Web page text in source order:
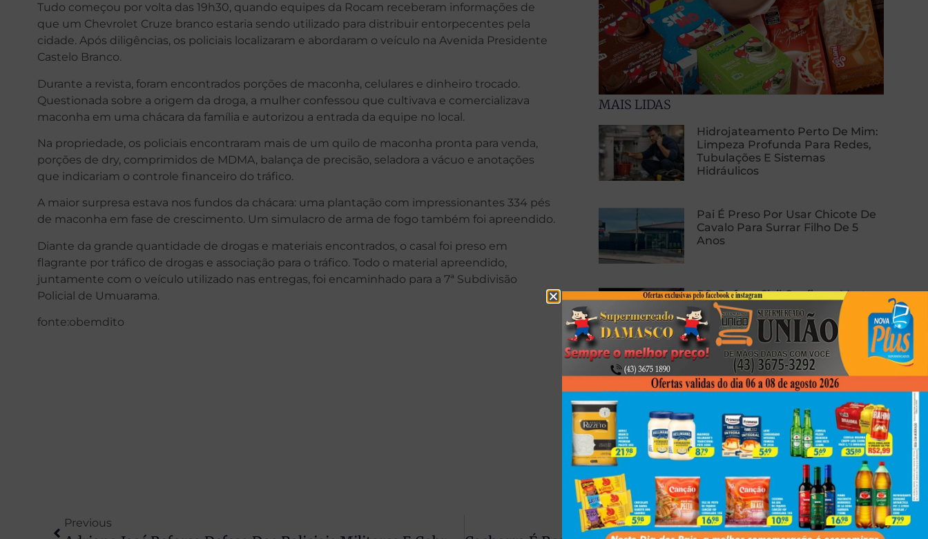
Tudo começou por volta das 19h30, quando equipes da Rocam receberam informações de
que um Chevrolet Cruze branco estaria sendo utilizado para distribuir entorpecentes pela
cidade. Após diligências, os policiais localizaram e abordaram o veículo na Avenida Presidente
Castelo Branco.
Durante a revista, foram encontrados porções de maconha, celulares e dinheiro trocado.
Questionada sobre a origem da droga, a mulher confessou que cultivava e comercializava
maconha em uma chácara da família e autorizou a entrada da equipe no local.
Na propriedade, os policiais encontraram mais de um quilo de maconha pronta para venda,
porções de dry, comprimidos de MDMA, balança de precisão, seladora a vácuo e anotações
que indicariam o controle financeiro do tráfico.
A maior surpresa estava nos fundos da chácara: uma plantação com impressionantes 334 pés
de maconha em fase de crescimento. Um simulacro de arma de fogo também foi apreendido.
Diante da grande quantidade de drogas e materiais encontrados, o casal foi preso em
flagrante por tráfico de drogas e associação para o tráfico. Todo o material apreendido,
juntamente com o veículo utilizado nas entregas, foi encaminhado para a 7ª Subdivisão
Policial de Umuarama.
fonte:obemdito
MAIS LIDAS
Hidrojateamento Perto De Mim:
Limpeza Profunda Para Redes,
Tubulações E Sistemas
Hidráulicos
Pai É Preso Por Usar Chicote De
Cavalo Para Surrar Filho De 5
Anos
RS: Defesa Civil Confirma Morte
E Cinco Feridos Após Ciclone
PRF Apreende 138 Kg De Pasta
Base De Cocaína Em Cambé
Previous Next